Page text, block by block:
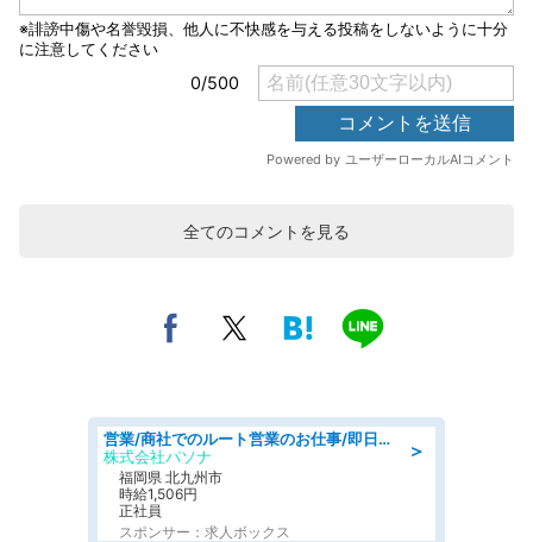
全てのコメントを見る
＞
営業/商社でのルート営業のお仕事/即日勤務可/車通勤可/営業
株式会社パソナ
福岡県 北九州市
時給1,506円
正社員
スポンサー：求人ボックス